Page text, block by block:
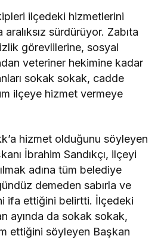
ilçedeki hizmetlerini
aralıksız sürdürüyor. Zabıta
görevlilerine, sosyal
veteriner hekimine kadar
sokak sokak, cadde
ilçeye hizmet vermeye
hizmet olduğunu söyleyen
İbrahim Sandıkçı, ilçeyi
adına tüm belediye
demeden sabırla ve
ifa ettiğini belirtti. İlçedeki
ayında da sokak sokak,
ettiğini söyleyen Başkan